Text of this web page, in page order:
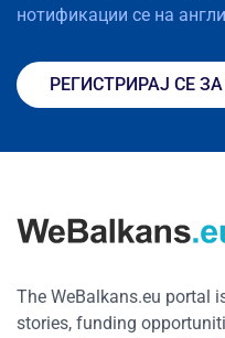
нотификации се на
РЕГИСТРИРАЈ СЕ
The WeBalkans.eu portal
stories, funding